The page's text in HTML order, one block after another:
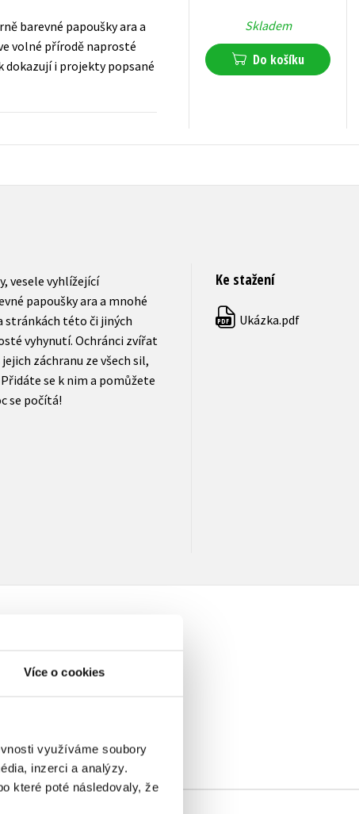
Více o cookies
využíváme soubory
inzerci a analýzy.
které poté následovaly, že
barevné papoušky ara a
volné přírodě naprosté
dokazují i projekty popsané
Skladem
Do košíku
vesele vyhlížející
papoušky ara a mnohé
stránkách této či jiných
vyhynutí. Ochránci zvířat
záchranu ze všech sil,
se k nim a pomůžete
se počítá!
Ke stažení
PDF Ukázka.pdf